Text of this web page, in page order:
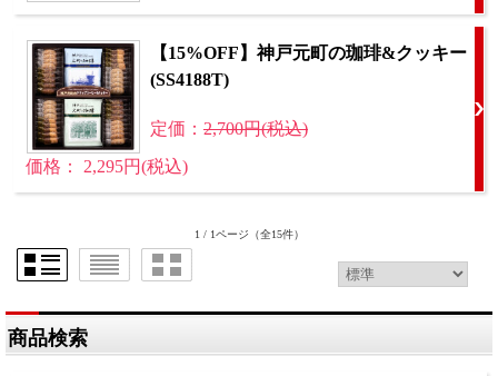
【15%OFF】神戸元町の珈琲&クッキー
(SS4188T)
定価： 2,700円(税込)
価格： 2,295円(税込)
1 / 1ページ （全15件）
商品検索